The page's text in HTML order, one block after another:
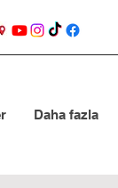
Daha fazla